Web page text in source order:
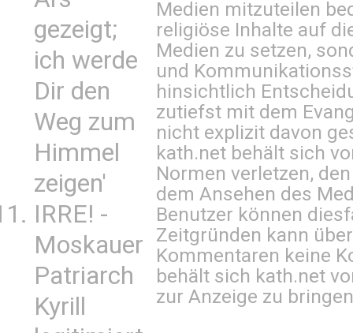
gezeigt;
ich werde
Dir den
Weg zum
Himmel
zeigen'
IRRE! -
Moskauer
Patriarch
Kyrill
Medien mitzuteilen
religiöse Inhalte auf
Medien zu setzen,
und
hinsichtlich
zutiefst mit dem
nicht explizit davon
kath.net behält sich
Normen verletzen,
dem Ansehen des
Benutzer können
Zeitgründen kann
Kommentaren keine
behält sich kath.net
zur Anzeige zu